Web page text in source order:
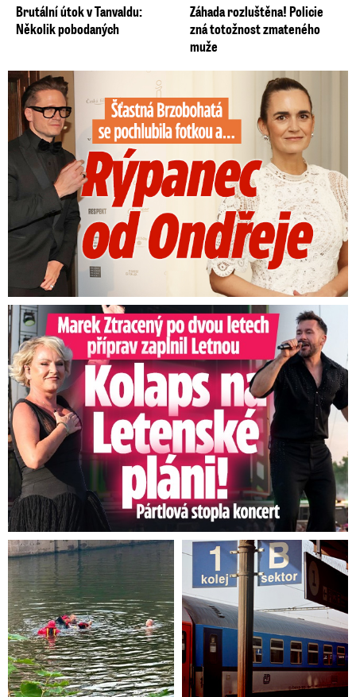
Brutální útok v Tanvaldu:
Několik pobodaných
Záhada rozluštěna! Policie
zná totožnost zmateného
muže
Šťastná Brzobohatá se pochlubila fotkou: Rýpanec od Ondřeje
Marek Ztracený na Letné: Pártlová stopla koncert